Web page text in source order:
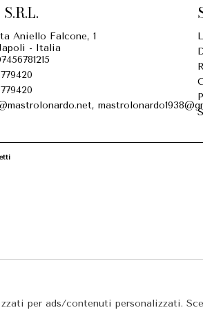
Aniello Falcone, 1
- Italia
per ads/contenuti personalizzati.